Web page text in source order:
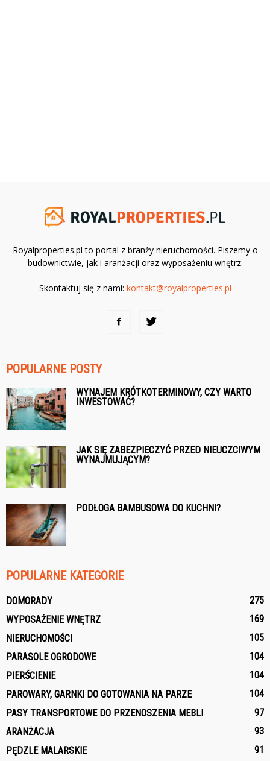
Royalproperties.pl to portal z branży nieruchomości. Piszemy o
budownictwie, jak i aranżacji oraz wyposażeniu wnętrz.
Skontaktuj się z nami: kontakt@royalproperties.pl
POPULARNE POSTY
WYNAJEM KRÓTKOTERMINOWY, CZY WARTO
INWESTOWAĆ?
JAK SIĘ ZABEZPIECZYĆ PRZED NIEUCZCIWYM
WYNAJMUJĄCYM?
PODŁOGA BAMBUSOWA DO KUCHNI?
POPULARNE KATEGORIE
DOMORADY
275
WYPOSAŻENIE WNĘTRZ
169
NIERUCHOMOŚCI
105
PARASOLE OGRODOWE
104
PIERŚCIENIE
104
PAROWARY, GARNKI DO GOTOWANIA NA PARZE
104
PASY TRANSPORTOWE DO PRZENOSZENIA MEBLI
97
ARANŻACJA
93
PĘDZLE MALARSKIE
91